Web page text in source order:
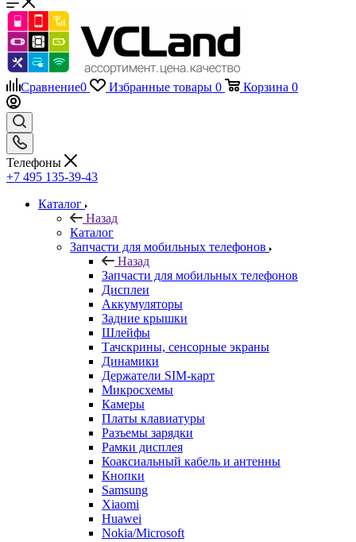
Сравнение0 Избранные товары 0 Корзина 0
Телефоны
+7 495 135-39-43
Каталог
Назад
Каталог
Запчасти для мобильных телефонов
Назад
Запчасти для мобильных телефонов
Дисплеи
Аккумуляторы
Задние крышки
Шлейфы
Тачскрины, сенсорные экраны
Динамики
Держатели SIM-карт
Микросхемы
Камеры
Платы клавиатуры
Разъемы зарядки
Рамки дисплея
Коаксиальный кабель и антенны
Кнопки
Samsung
Xiaomi
Huawei
Nokia/Microsoft